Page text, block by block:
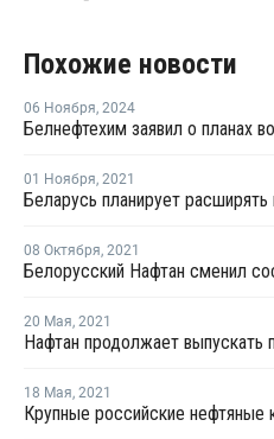
Похожие новости
06 Ноября, 2024
01 Ноября, 2021
08 Октября, 2021
Белорусский Нафтан сменил
20 Мая, 2021
18 Мая, 2021